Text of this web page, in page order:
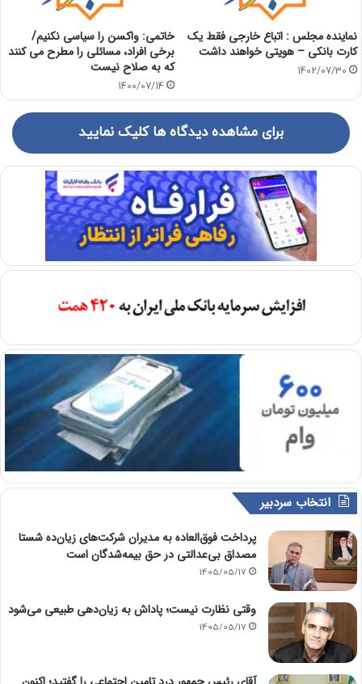
نماینده مجلس : اتباع خارجی فقط یک
کارت بانکی – هویتی خواهند داشت
1402/07/30
خاتمی: واکسن را سیاسی نکنیم/
برخی افراد، مسائلی را مطرح می کنند
که به صلاح نیست
1400/07/14
برای مشاهده دیدگاه ها کلیک نمایید
انتخاب سردبیر
پرداخت فوق‌العاده به مدیران شرکت‌های زیان‌ده شستا
مصداق بی‌عدالتی در حق بیمه‌شدگان است
1405/05/17
وقتی نظارت نیست؛ پاداش به زیان‌دهی طبیعی می‌شود
1405/05/17